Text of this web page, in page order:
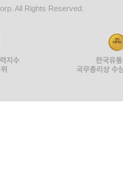
All Rights Reserved.